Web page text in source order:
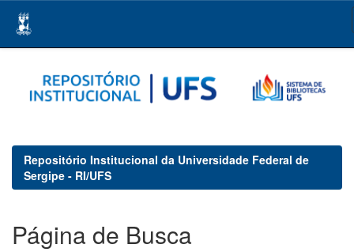
navigation
Repositório Institucional da Universidade Federal de
Sergipe - RI/UFS
Página de Busca